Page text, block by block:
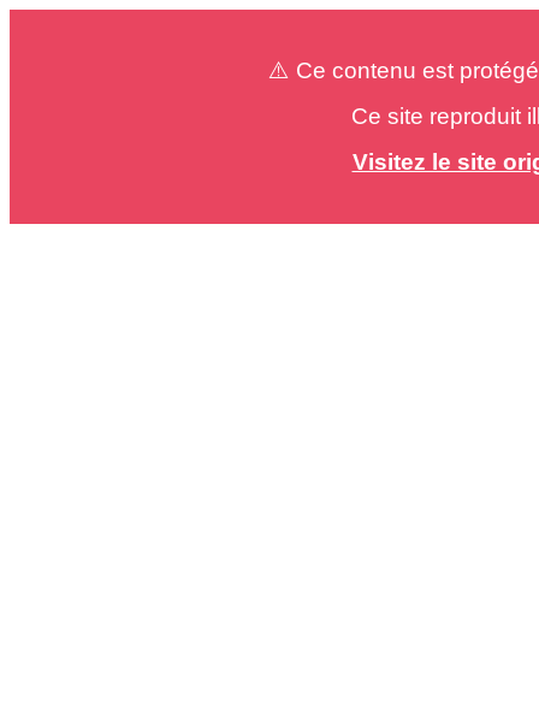
⚠️ Ce contenu est
Ce site reproduit
Visitez le site